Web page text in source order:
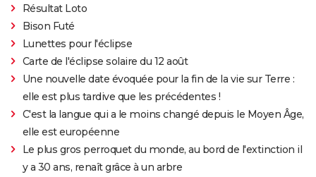
Résultat Loto
Bison Futé
Lunettes pour l'éclipse
Carte de l'éclipse solaire du 12 août
Une nouvelle date évoquée pour la fin de la vie sur Terre :
elle est plus tardive que les précédentes !
C'est la langue qui a le moins changé depuis le Moyen Âge,
elle est européenne
Le plus gros perroquet du monde, au bord de l'extinction il
y a 30 ans, renaît grâce à un arbre